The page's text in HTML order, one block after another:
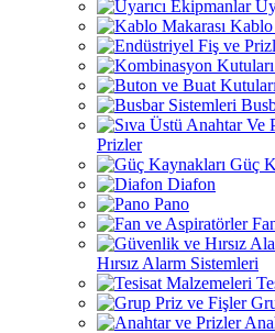
Kablo
Prizler
Güç
Diafon
Pano
Hırsız Alarm Sistemleri